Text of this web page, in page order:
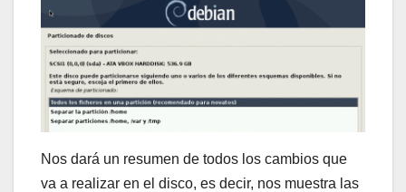
Nos dará un resumen de todos los cambios que
va a realizar en el disco, es decir, nos muestra las